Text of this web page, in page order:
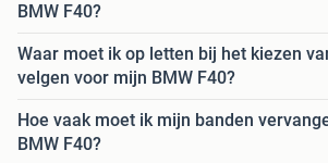
BMW F40?
Waar moet ik op letten bij het kiezen
velgen voor mijn BMW F40?
Hoe vaak moet ik mijn banden
BMW F40?